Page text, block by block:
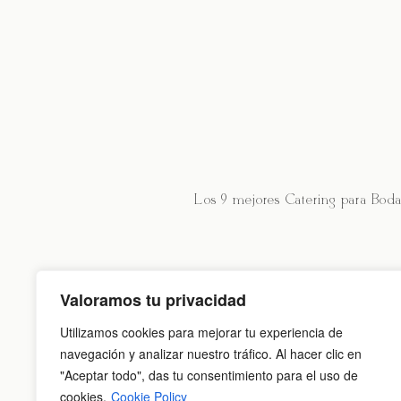
Valoramos tu privacidad
Utilizamos cookies para mejorar tu experiencia de
navegación y analizar nuestro tráfico. Al hacer clic en
"Aceptar todo", das tu consentimiento para el uso de
cookies. Cookie Policy
Los 9 mejores Catering para